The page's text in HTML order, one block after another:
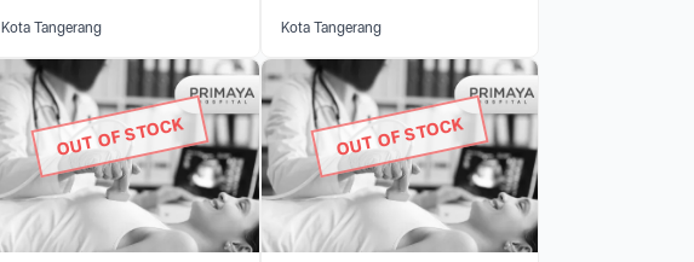
Kota Tangerang Kota Tangerang
OUT OF STOCK OUT OF STOCK